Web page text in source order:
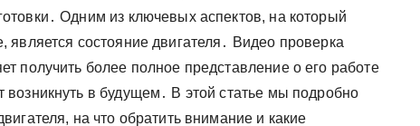
Одним из ключевых аспектов, на который
является состояние двигателя․ Видео проверка
получить более полное представление о его работе
в будущем․ В этой статье мы подробно
на что обратить внимание и какие